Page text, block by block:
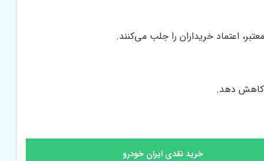
اعتماد خریداران را جلب می‌کنند.
کاهش دهد.
خرید نقدی ایران خودرو